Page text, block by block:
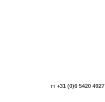
m+31 (0)6 5420 4927